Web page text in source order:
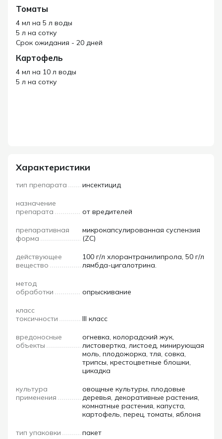
Томаты
4 мл на 5 л воды
5 л на сотку
Срок ожидания - 20 дней
Картофель
4 мл на 10 л воды
5 л на сотку
Характеристики
тип препарата инсектицид
назначение
препарата
от вредителей
препаративная
форма
микрокапсулированная суспензия
(ZC)
действующее
вещество
100 г/л хлорантранилипрола, 50 г/л
лямбда-цигалотрина.
метод
обработки
опрыскивание
класс
токсичности
III класс
вредоносные
объекты
огневка, колорадский жук,
листовертка, листоед, минирующая
моль, плодожорка, тля, совка,
трипсы, крестоцветные блошки,
цикадка
культура
применения
овощные культуры, плодовые
деревья, декоративные растения,
комнатные растения, капуста,
картофель, перец, томаты, яблоня
тип упаковки пакет